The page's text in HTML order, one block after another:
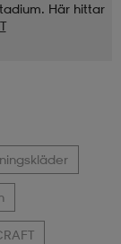
Här hittar